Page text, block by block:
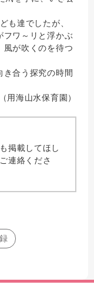
も達でしたが、
フワ～リと浮かぶ
風が吹くのを待つ
合う探究の時間
（用海山水保育園）
掲載してほし
連絡くださ